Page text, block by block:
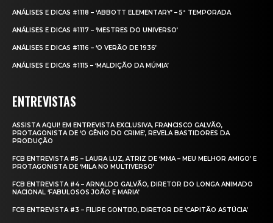
ANÁLISES E DICAS #1118 – ‘ABBOTT ELEMENTARY’ – 5ª TEMPORADA
ANÁLISES E DICAS #1117 – ‘MESTRES DO UNIVERSO’
ANÁLISES E DICAS #1116 – ‘O VERÃO DE 1936’
ANÁLISES E DICAS #1115 – ‘MALDIÇÃO DA MÚMIA’
ENTREVISTAS
ASSISTA AQUI! EM ENTREVISTA EXCLUSIVA, FRANCISCO GALVÃO,
PROTAGONISTA DE ‘O GÊNIO DO CRIME’, REVELA BASTIDORES DA
PRODUÇÃO
FCB ENTREVISTA #5 – LAURA LUZ, ATRIZ DE ‘MMA – MEU MELHOR AMIGO’ E
PROTAGONISTA DE ‘MILA NO MULTIVERSO’
FCB ENTREVISTA #4 – ARNALDO GALVÃO, DIRETOR DO LONGA ANIMADO
NACIONAL ‘FABULOSOS JOÃO E MARIA’
FCB ENTREVISTA #3 – FILIPE GONTIJO, DIRETOR DE ‘CAPITÃO ASTÚCIA’